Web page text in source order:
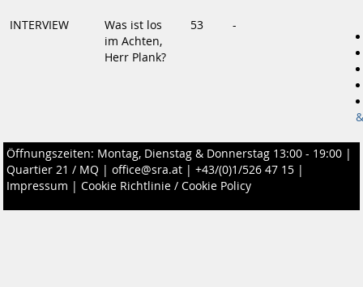
INTERVIEW
Was ist los
im Achten,
Herr Plank?
53 -
Öffnungszeiten: Montag, Dienstag & Donnerstag 13:00 - 19:00 |
Quartier 21 / MQ | office@sra.at | +43/(0)1/526 47 15 |
Impressum | Cookie Richtlinie / Cookie Policy